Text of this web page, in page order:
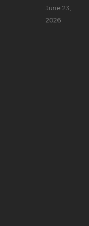
June 23,
2026